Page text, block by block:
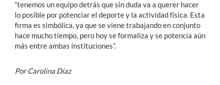
“tenemos un equipo detrás que sin duda va a querer hacer
lo posible por potenciar el deporte y la actividad física. Esta
firma es simbólica, ya que se viene trabajando en conjunto
hace mucho tiempo, pero hoy se formaliza y se potencia aún
más entre ambas instituciones”.
Por Carolina Díaz